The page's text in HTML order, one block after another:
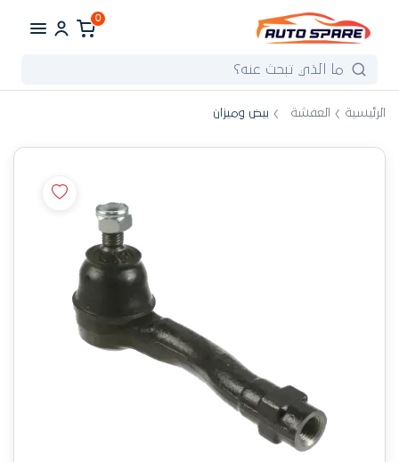
0
الرئيسية العفشة بيض وميزان